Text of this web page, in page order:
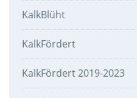
KalkBlüht
KalkFördert
KalkFördert 2019-2023